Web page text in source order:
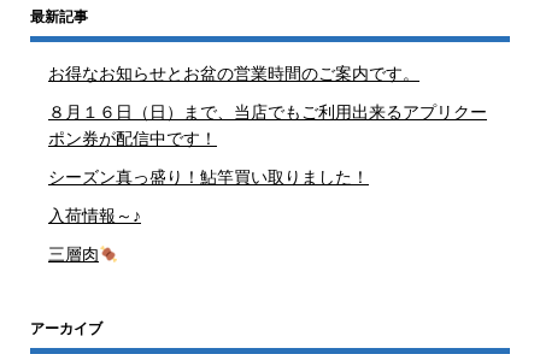
最新記事
お得なお知らせとお盆の営業時間のご案内です。
８月１６日（日）まで、当店でもご利用出来るアプリクー
ポン券が配信中です！
シーズン真っ盛り！鮎竿買い取りました！
入荷情報～♪
三層肉
アーカイブ